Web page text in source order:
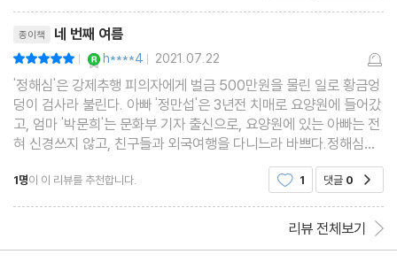
한다. #소설 속의
종이책 네 번째 여름
| h****4 | 2021.07.22
'정해심'은 강제추행 피의자에게 벌금 500만원을 물린 일로 황금엉
덩이 검사라 불린다. 아빠 '정만섭'은 3년전 치매로 요양원에 들어갔
고, 엄마 '박문희'는 문화부 기자 출신으로, 요양원에 있는 아빠는 전
혀 신경쓰지 않고, 친구들과 외국여행을 다니느라 바쁘다.정해심은
요양원으로부터 아버지가 다른 할머니를 욕조에 가둬놓고 범하려했
다는 연락을 받는다. 요양원에 간 그녀는 아버
1명이 이 리뷰를 추천합니다. 1 댓글 0
리뷰 전체보기